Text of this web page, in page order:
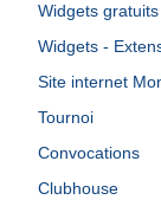
Widgets gratuits
Widgets -
Site internet
Tournoi
Convocations
Clubhouse